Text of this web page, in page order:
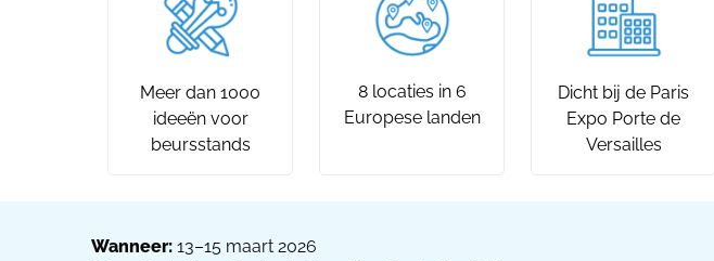
Meer dan 1000
ideeën voor
beursstands
8 locaties in 6
Europese landen
Dicht bij de Paris
Expo Porte de
Versailles
Wanneer: 13–15 maart 2026